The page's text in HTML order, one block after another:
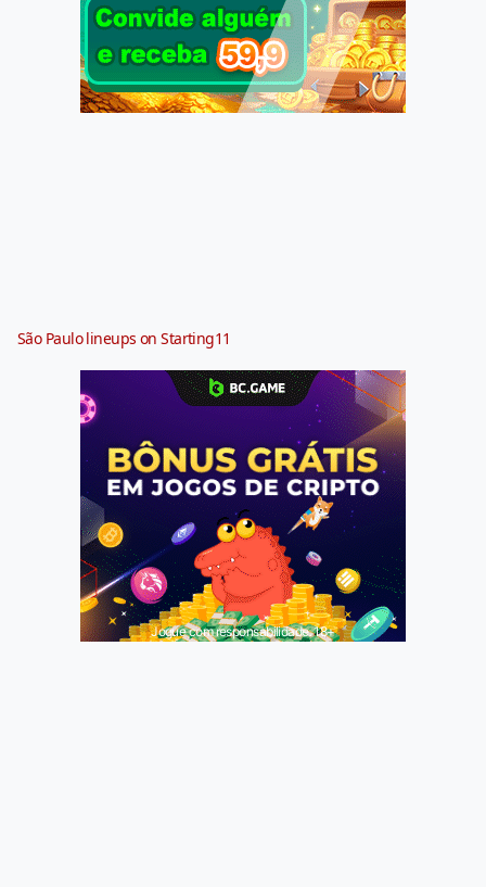
São Paulo lineups on Starting11
Jogue com responsabilidade. 18+